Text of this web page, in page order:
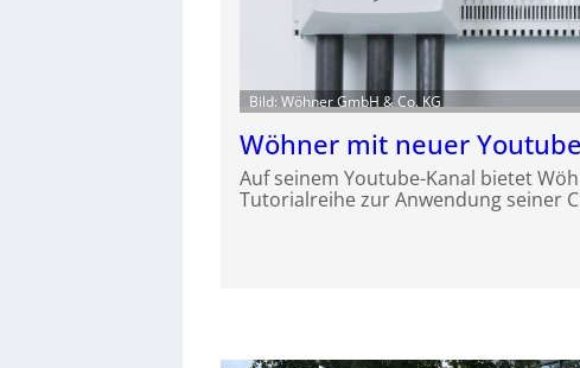
Bild: Wöhner GmbH & Co. KG
Wöhner mit neuer
Auf seinem Youtube-Kanal bietet
Tutorialreihe zur Anwendung seiner